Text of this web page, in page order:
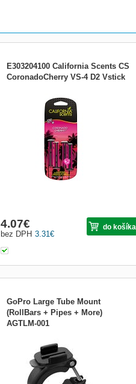
E303204100 California Scents CS
CoronadoCherry VS-4 D2 Vstick
Popis produktu Vonné tyčinky California
Scents Vent stick Coronado Cherry s
vôňou čerešne, vhodné na pripevnenie do
akéhokoľvek ventilačného vývodu.
Zabezpečia dlhotrvajúcu vôňu po dobu 30
dní. Vône možno rôzne kombinovať a
vytvoriť si vlastnú j
3.31€
bez DPH
4.07€ do košíka
GoPro Large Tube Mount
(RollBars + Pipes + More)
AGTLM-001
3.5 do 6.35cm v průměru. Odklápěcí,
neskluzový design je perfektní pro
uchycení ke střešním nosičům atd.
Integrovaná základna se otáčí o 360°,
umožní tak zaznamenávat záběry z jak...